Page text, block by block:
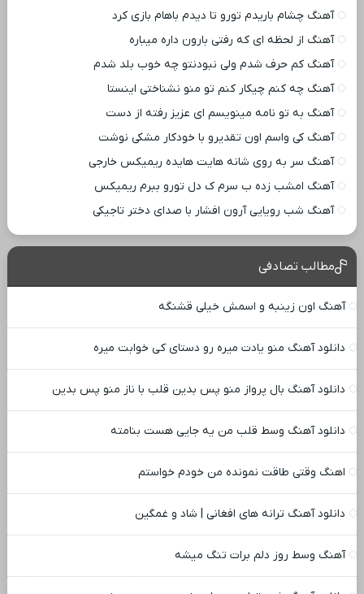
آهنگ چشام باریدم تورو تا دیدم باهام بازی کرد
آهنگ از لحظه ای که رفتی بارون داره میباره
آهنگ کم حرف شدم ولی نبودنتو چه خوب بلد شدم
آهنگ چه کنم چیکار کنم تو منو نشناختی اینستا
آهنگ به تو نامه مینویسم ای عزیز رفته از دست
آهنگ کی واسم اون تقدیرو با خودکار مشکی نوشت
آهنگ سر به روی شانه هایت هایده ریمیکس خارجی
آهنگ امشب زده ب سرم ک دل تورو ببرم ریمیکس
آهنگ شب رویایی آرون افشار با صدای دختر تاجیکی
مطالب تصادفی
آهنگ اون زینبه و اسمش خیلی قشنگه
دانلود آهنگ ﻣﻨﻮ ﻳﺎدت ﻣﻴﺮه رو دﺳﺘﺎی ﻛﻰ ﺧﻮاﺑﺖ ﻣﻴﺮه
دانلود آهنگ بال پرواز منو پس بدین قلب با ناز منو پس بدین
دانلود آهنگ وسط قلب من یه جایی هست بنامته
اهنگ وقتی طاقت نمونده من خودم خواستم
دانلود آهنگ ترانه های افغانی | شاد و غمگین
آهنگ وسط روز دلم برات تنگ میشه